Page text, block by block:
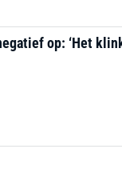
op: ‘Het